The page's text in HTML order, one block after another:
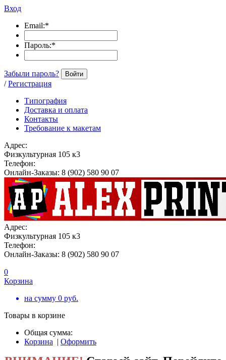
Вход
Email:*
Пароль:*
Забыли пароль? Войти
/ Регистрация
Типография
Доставка и оплата
Контакты
Требование к макетам
Адрес:
Физкультурная 105 к3
Телефон:
Онлайн-Заказы: 8 (902) 580 90 07
Адрес:
Физкультурная 105 к3
Телефон:
Онлайн-Заказы: 8 (902) 580 90 07
0
Корзина
на сумму 0 руб.
Товары в корзине
Общая сумма:
Корзина | Оформить